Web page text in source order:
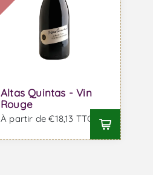
Altas Quintas - Vin
Rouge
À partir de €18,13 TTC